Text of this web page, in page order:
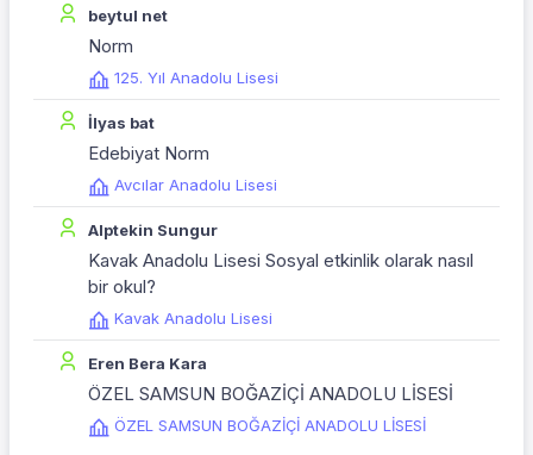
beytul net
Norm
125. Yıl Anadolu Lisesi
İlyas bat
Edebiyat Norm
Avcılar Anadolu Lisesi
Alptekin Sungur
Kavak Anadolu Lisesi Sosyal etkinlik olarak nasıl
bir okul?
Kavak Anadolu Lisesi
Eren Bera Kara
ÖZEL SAMSUN BOĞAZİÇİ ANADOLU LİSESİ
ÖZEL SAMSUN BOĞAZİÇİ ANADOLU LİSESİ